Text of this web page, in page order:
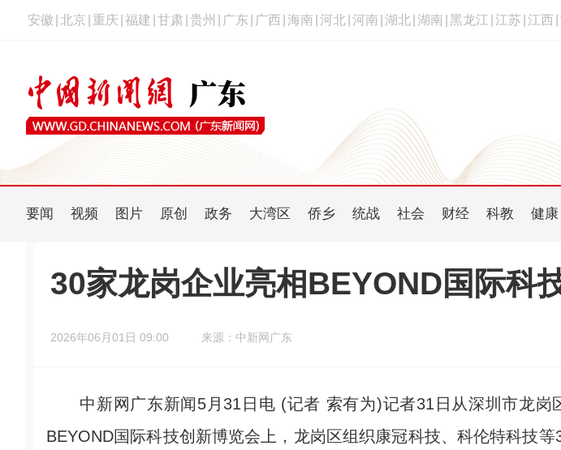
安徽 北京 重庆 福建 甘肃 贵州 广东 广西 海南 河北 河南 湖北 湖南 黑龙江 江苏 江西
要闻 视频 图片 原创 政务 大湾区 侨乡 统战 社会 财经 科教 健康
30家龙岗企业亮相BEYOND国际科
2026年06月01日 09:00 来源：中新网广东
中新网广东新闻5月31日电 (记者 索有为)记者31日从深圳市龙岗
BEYOND国际科技创新博览会上，龙岗区组织康冠科技、科伦特科技